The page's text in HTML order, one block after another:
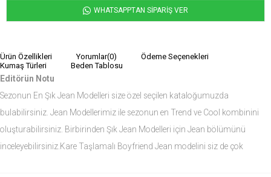
WHATSAPPTAN SİPARİŞ VER
Ürün Özellikleri Yorumlar(0)
Ödeme Seçenekleri
Kumaş Türleri
Beden Tablosu
Editörün Notu
Sezonun En Şık Jean Modelleri size özel seçilen kataloğumuzda
bulabilirsiniz. Jean Modellerimiz ile sezonun en Trend ve Cool kombinini
oluşturabilirsiniz. Birbirinden Şık Jean Modelleri için Jean bölümünü
inceleyebilirsiniz.Kare Taşlamalı Boyfriend Jean modelini siz de çok